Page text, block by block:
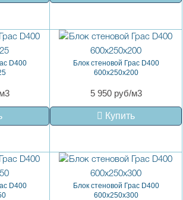
D400
Блок стеновой Грас D400
600x250x200
5 950 руб/м3
Купить
D400
Блок стеновой Грас D400
600x250x300